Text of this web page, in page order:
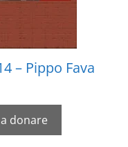
– Pippo Fava
donare